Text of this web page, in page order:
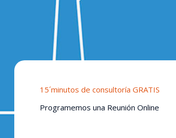
15´minutos de consultoría GRATIS
Programemos una Reunión Online